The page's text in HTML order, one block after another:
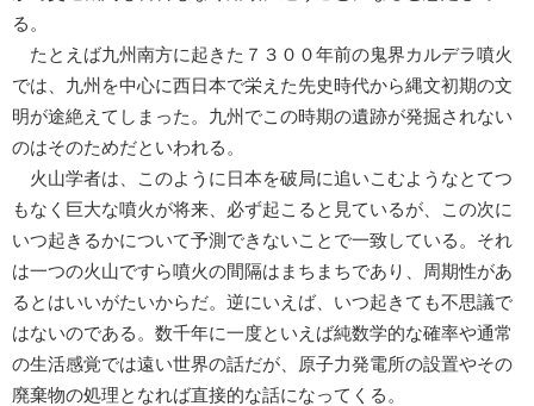
る。
たとえば九州南方に起きた７３００年前の鬼界カルデラ噴火
では、九州を中心に西日本で栄えた先史時代から縄文初期の文
明が途絶えてしまった。九州でこの時期の遺跡が発掘されない
のはそのためだといわれる。
火山学者は、このように日本を破局に追いこむようなとてつ
もなく巨大な噴火が将来、必ず起こると見ているが、この次に
いつ起きるかについて予測できないことで一致している。それ
は一つの火山ですら噴火の間隔はまちまちであり、周期性があ
るとはいいがたいからだ。逆にいえば、いつ起きても不思議で
はないのである。数千年に一度といえば純数学的な確率や通常
の生活感覚では遠い世界の話だが、原子力発電所の設置やその
廃棄物の処理となれば直接的な話になってくる。